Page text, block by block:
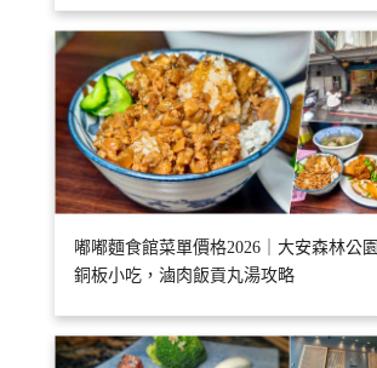
嘟嘟麵食館菜單價格2026｜大安森林公園
銅板小吃，滷肉飯貢丸湯攻略